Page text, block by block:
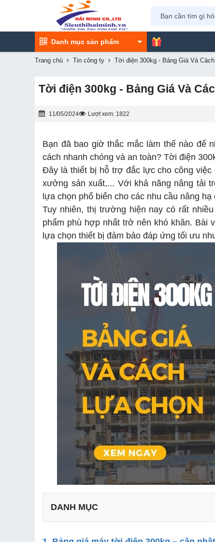
Danh mục sản phẩm
Trang chủ Tin công ty Tời điện 300kg - Bảng Giá Và
Tời điện 300kg - Bảng Giá Và
11/05/2024 Lượt xem: 1822
Bạn đã bao giờ thắc mắc làm thế nào để
cách nhanh chóng và an toàn? Tời điện
Đây là thiết bị hỗ trợ đắc lực cho công
xưởng sản xuất,... Với khả năng nâng tải
lựa chọn phổ biến cho các nhu cầu nâng hạ
Tuy nhiên, thị trường hiện nay có rất
phẩm phù hợp nhất trở nên khó khăn. Bài
lựa chọn thiết bị đảm bảo đáp ứng tối ưu
DANH MỤC